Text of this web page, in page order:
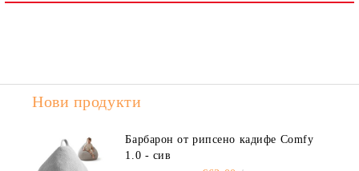
Нови продукти
Барбарон от рипсено кадифе Comfy
1.0 - сив